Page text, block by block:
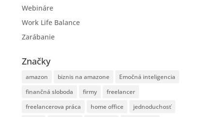
Webináre
Work Life Balance
Zarábanie
Značky
amazon biznis na amazone
Emočná inteligencia
finančná sloboda
firmy
freelancer
freelancerova práca
home office
jednoduchosť